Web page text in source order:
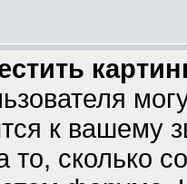
к вашему
то, сколько